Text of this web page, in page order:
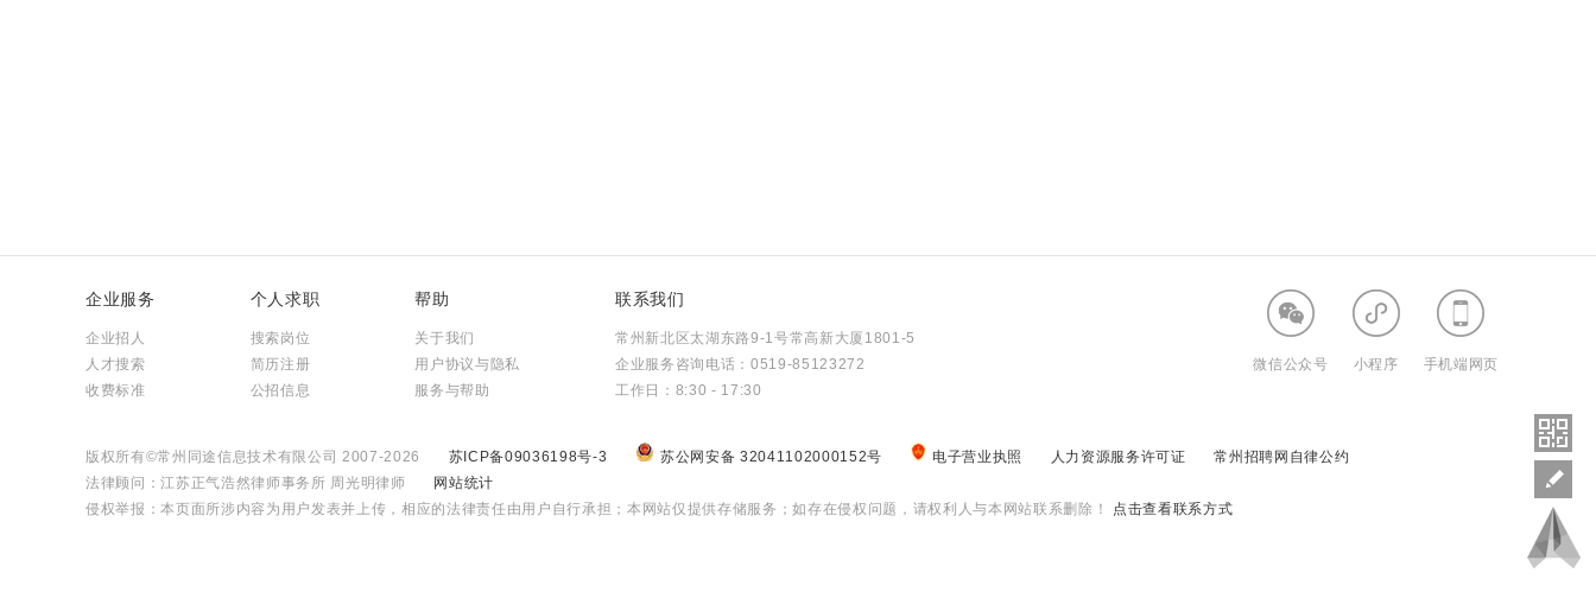
企业服务
企业招人
人才搜索
收费标准
个人求职
搜索岗位
简历注册
公招信息
帮助
关于我们
用户协议与隐私
服务与帮助
联系我们
常州新北区太湖东路9-1号常高新大厦1801-5
企业服务咨询电话：0519-85123272
工作日：8:30 - 17:30
微信公众号 小程序 手机端网页
版权所有©常州同途信息技术有限公司 2007-2026 苏ICP备09036198号-3 苏公网安备 32041102000152号 电子营业执照 人力资源服务许可证
常州招聘网自律公约
法律顾问：江苏正气浩然律师事务所 周光明律师
网站统计
侵权举报：本页面所涉内容为用户发表并上传，相应的法律责任由用户自行承担；本网站仅提供存储服务；如存在侵权问题，请权利人与本网站联系删除！
点击查看联系方式